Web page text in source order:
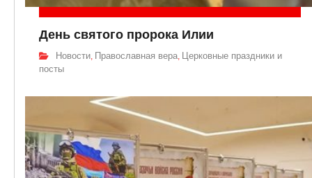
День святого пророка Илии
Новости, Православная вера,
Церковные праздники и
посты